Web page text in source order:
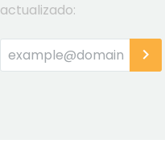
actualizado: